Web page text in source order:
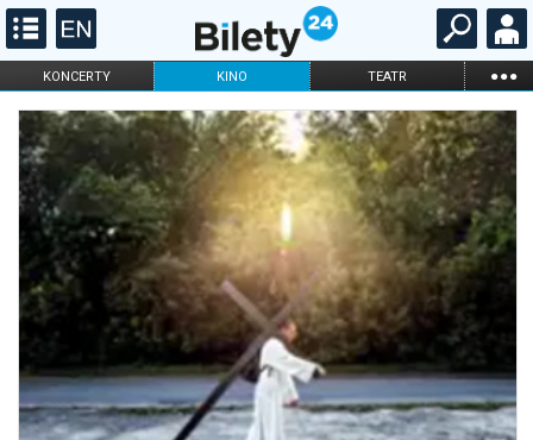
KONCERTY KINO TEATR ...
FILHARMONIA OPERA I BALET
STAND-UP
DLA DZIECI
ONLINE KARNETY